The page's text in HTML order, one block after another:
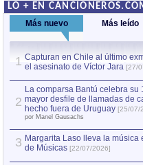
LO + EN
Más nuevo Más leído
1 Capturan en Chile al último
el asesinato de Víctor Jara [27/
2
La comparsa Bantú celebra su
mayor desfile de llamadas de
hecho fuera de Uruguay [25/07/
por Manel Gausachs
3 Margarita Laso lleva la música
de Músicas [22/07/2026]